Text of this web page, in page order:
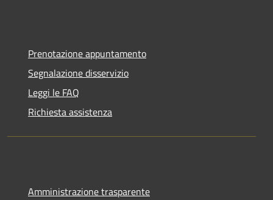
Prenotazione appuntamento
Segnalazione disservizio
Leggi le FAQ
Richiesta assistenza
Amministrazione trasparente